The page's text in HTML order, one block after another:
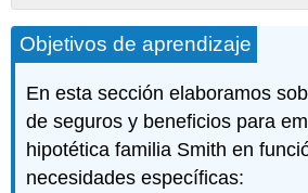
Introducción
de
la
familia
Cobertura
de
Objetivos de aprendizaje
En esta sección elaboramos
de seguros y beneficios para
hipotética familia Smith en
necesidades específicas: